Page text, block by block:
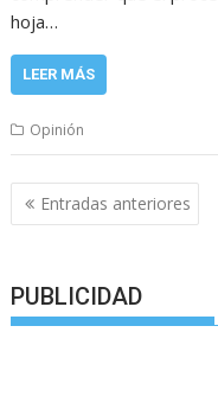
hoja…
LEER MÁS
Opinión
Navegación
de
Entradas anteriores
PUBLICIDAD